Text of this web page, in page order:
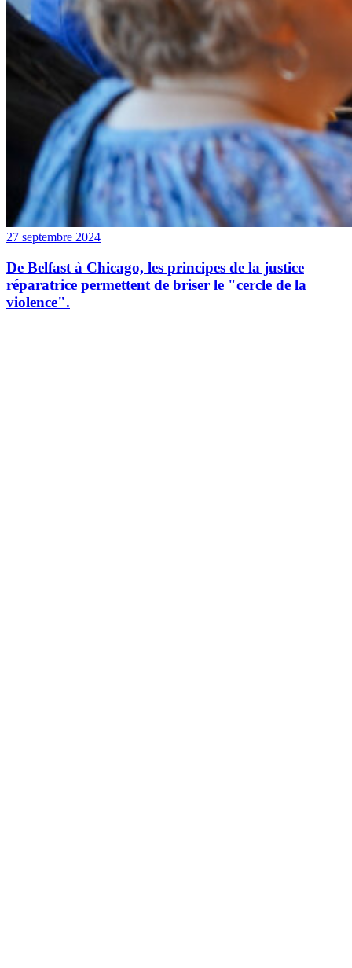
27 septembre 2024
De Belfast à Chicago, les principes de la justice
réparatrice permettent de briser le "cercle de la
violence".